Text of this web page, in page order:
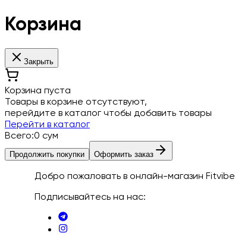
Корзина
Закрыть
Корзина пуста
Товары в корзине отсутствуют,
перейдите в каталог чтобы добавить товары
Перейти в каталог
Всего:0 сум
Продолжить покупки Оформить заказ
Добро пожаловать в онлайн-магазин Fitvibe
Подписывайтесь на нас: